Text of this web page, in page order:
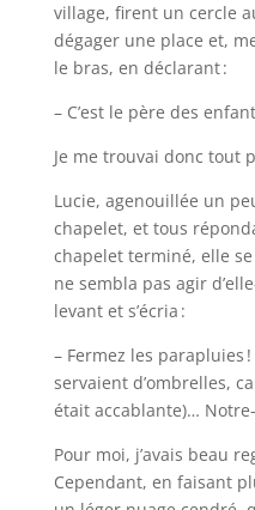
village, firent un cercle
dégager une place et,
le bras, en déclarant :
– C’est le père des
Je me trouvai donc tout
Lucie, agenouillée un
chapelet, et tous
chapelet terminé, elle
ne sembla pas agir
levant et s’écria :
– Fermez les parapluies
servaient d’ombrelles,
était accablante)…
Pour moi, j’avais beau
Cependant, en faisant